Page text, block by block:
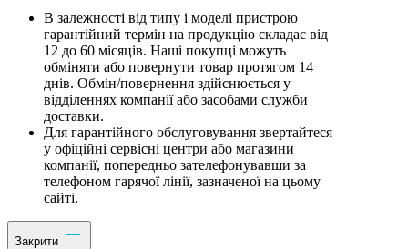
В залежності від типу і моделі пристрою
гарантійний термін на продукцію складає від
12 до 60 місяців. Наші покупці можуть
обміняти або повернути товар протягом 14
днів. Обмін/повернення здійснюється у
відділеннях компанії або засобами служби
доставки.
Для гарантійного обслуговування звертайтеся
у офіційні сервісні центри або магазини
компанії, попередньо зателефонувавши за
телефоном гарячої лінії, зазначеної на цьому
сайті.
Закрити